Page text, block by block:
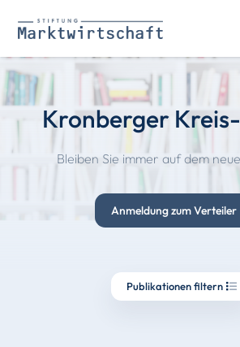
Kronberger
Bleiben Sie immer auf dem
Anmeldung zum Verteiler
Publikationen filtern